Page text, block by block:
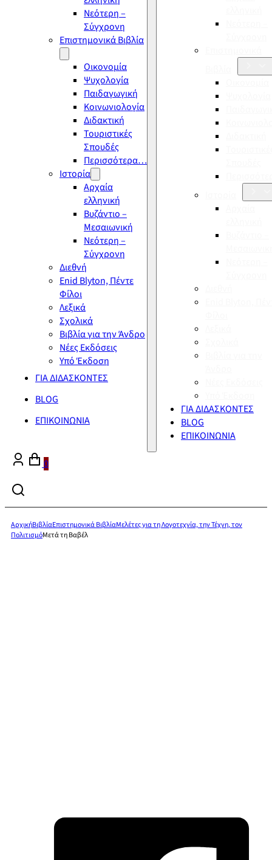
Νεότερη –
Σύγχρονη
Επιστημονικά Βιβλία
Οικονομία
Ψυχολογία
Παιδαγωγική
Κοινωνιολογία
Διδακτική
Τουριστικές
Σπουδές
Περισσότερα…
Ιστορία
Αρχαία
ελληνική
Βυζάντιο –
Μεσαιωνική
Νεότερη –
Σύγχρονη
Διεθνή
Enid Blyton, Πέντε
Φίλοι
Λεξικά
Σχολικά
Βιβλία για την Άνδρο
Νέες Εκδόσεις
Υπό Έκδοση
ΓΙΑ ΔΙΔΑΣΚΟΝΤΕΣ
BLOG
ΕΠΙΚΟΙΝΩΝΙΑ
ΓΙΑ ΔΙΔΑΣΚΟΝΤΕΣ
BLOG
ΕΠΙΚΟΙΝΩΝΙΑ
0
ΑρχικήΒιβλίαΕπιστημονικά ΒιβλίαΜελέτες για τη Λογοτεχνία, την Τέχνη, τον
ΠολιτισμόΜετά τη Βαβέλ